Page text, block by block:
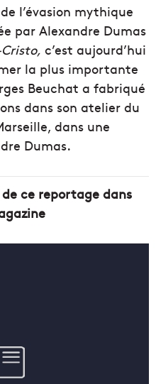
l’évasion mythique
par Alexandre Dumas
c’est aujourd’hui
la plus importante
Beuchat a fabriqué
dans son atelier du
dans une
Dumas.
ce reportage dans